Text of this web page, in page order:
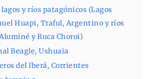
lagos y ríos patagónicos (Lagos
Huapi, Traful, Argentino y ríos
y Ruca Choroi)
Beagle, Ushuaia
del Iberá, Corrientes